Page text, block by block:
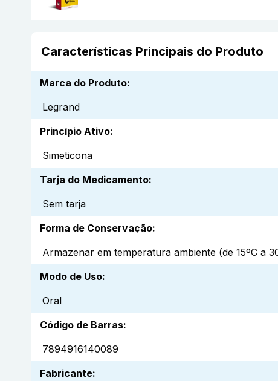
Características Principais do Produto
Marca do Produto:
Legrand
Princípio Ativo:
Simeticona
Tarja do Medicamento:
Sem tarja
Forma de Conservação:
Armazenar em temperatura ambiente (de 15ºC a
Modo de Uso:
Oral
Código de Barras:
7894916140089
Fabricante: